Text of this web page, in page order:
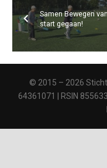
Samen Bewegen
start gegaan!
© 2015 – 2026
64361071 | RSIN